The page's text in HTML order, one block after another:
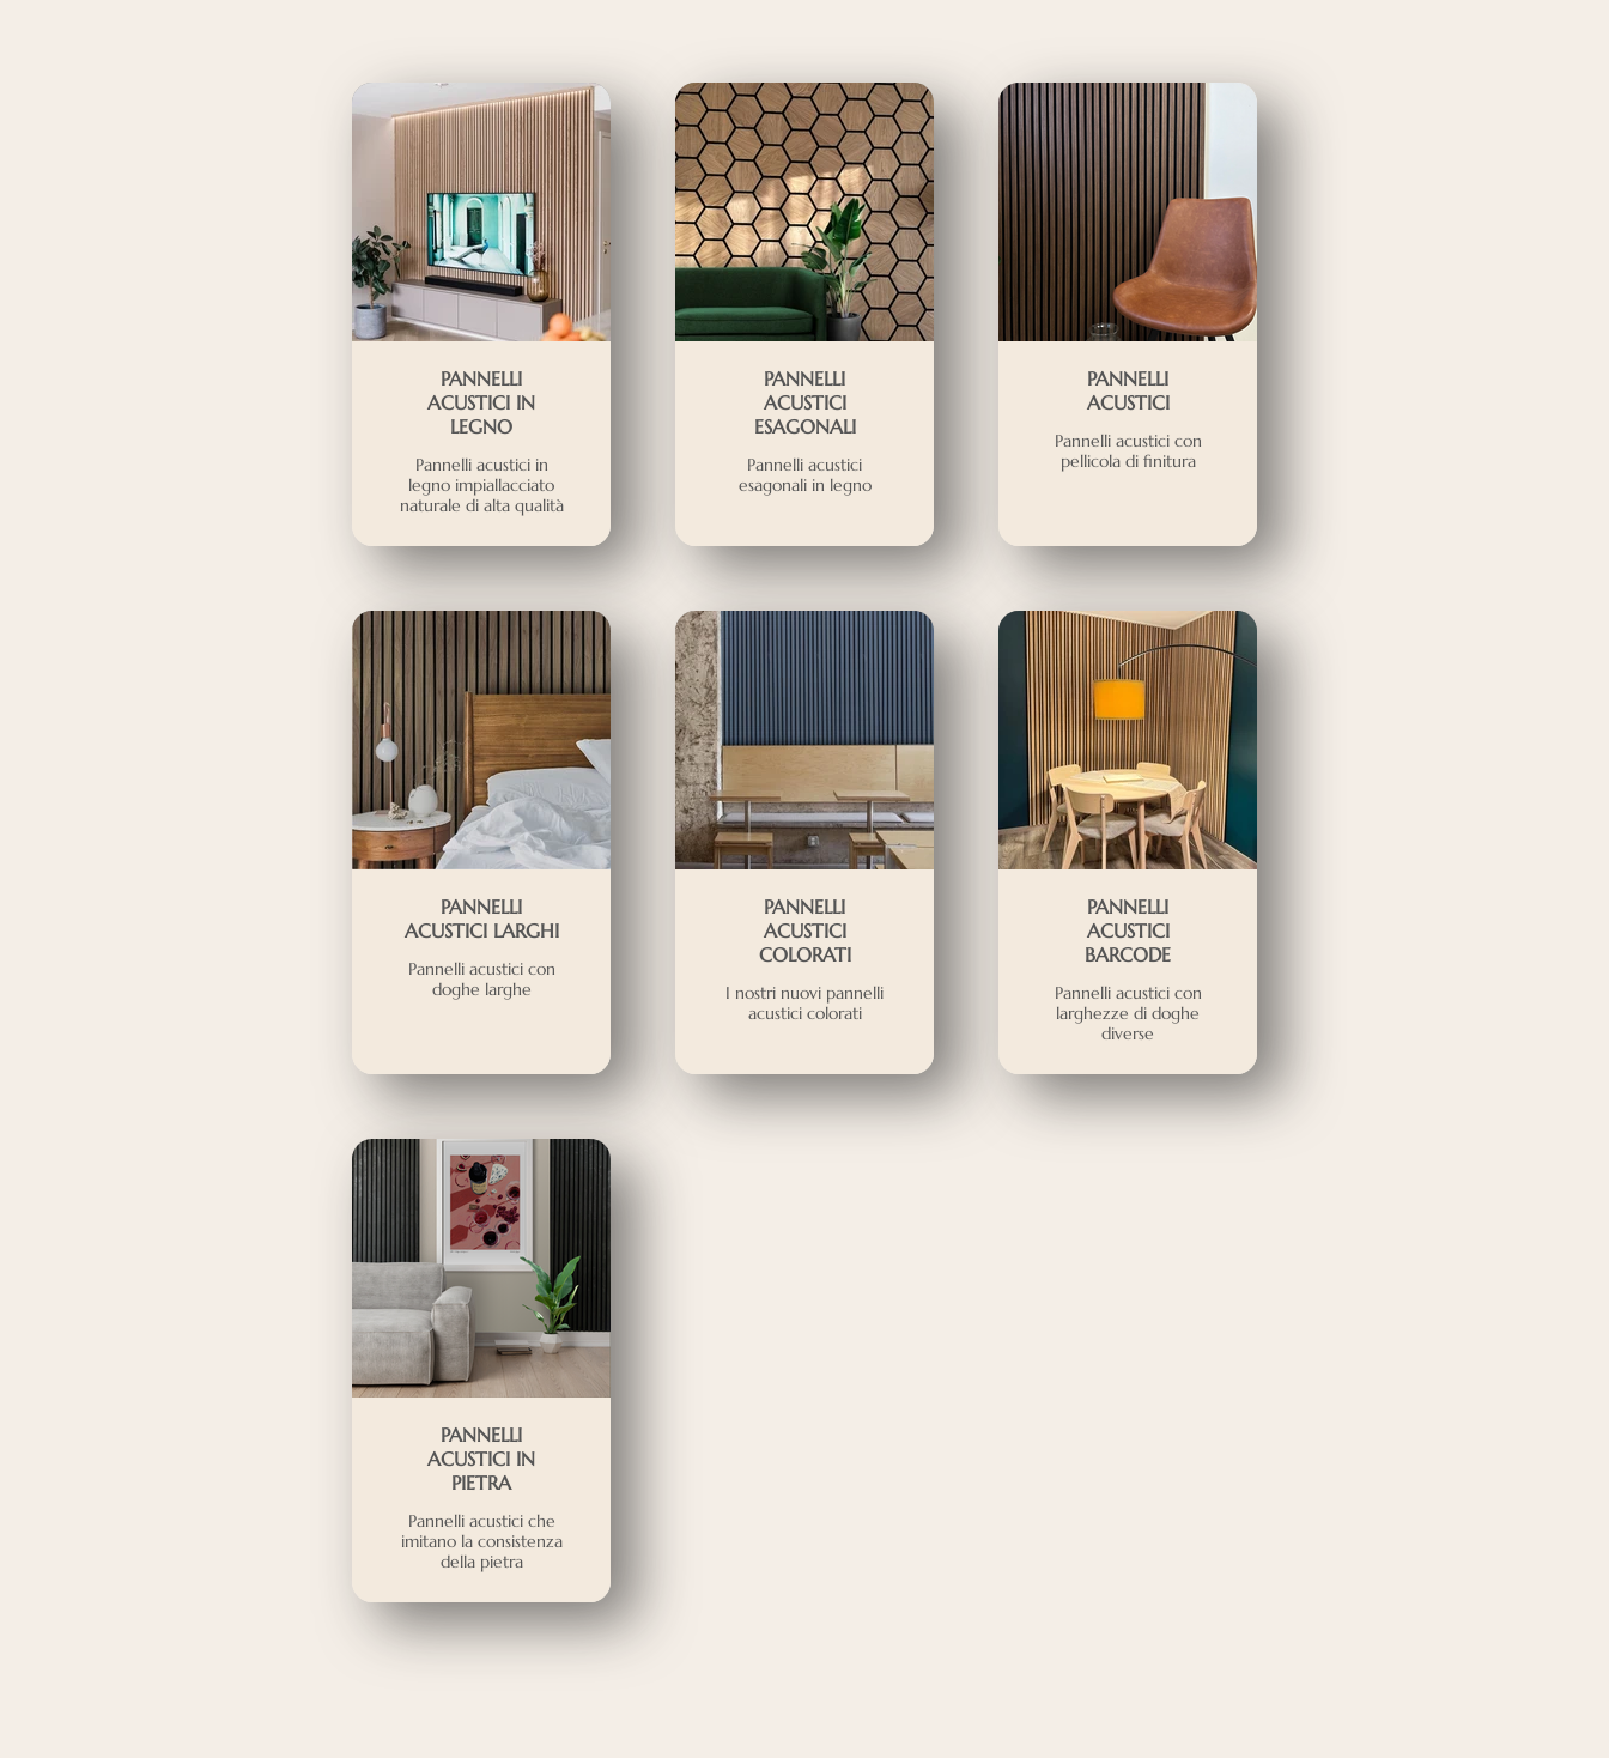
PANNELLI
ACUSTICI IN
LEGNO
Pannelli acustici in
legno impiallacciato
naturale di alta qualità
PANNELLI
ACUSTICI
ESAGONALI
Pannelli acustici
esagonali in legno
PANNELLI
ACUSTICI
Pannelli acustici con
pellicola di finitura
PANNELLI
ACUSTICI LARGHI
Pannelli acustici con
doghe larghe
PANNELLI
ACUSTICI
COLORATI
I nostri nuovi pannelli
acustici colorati
PANNELLI
ACUSTICI
BARCODE
Pannelli acustici con
larghezze di doghe
diverse
PANNELLI
ACUSTICI IN
PIETRA
Pannelli acustici che
imitano la consistenza
della pietra